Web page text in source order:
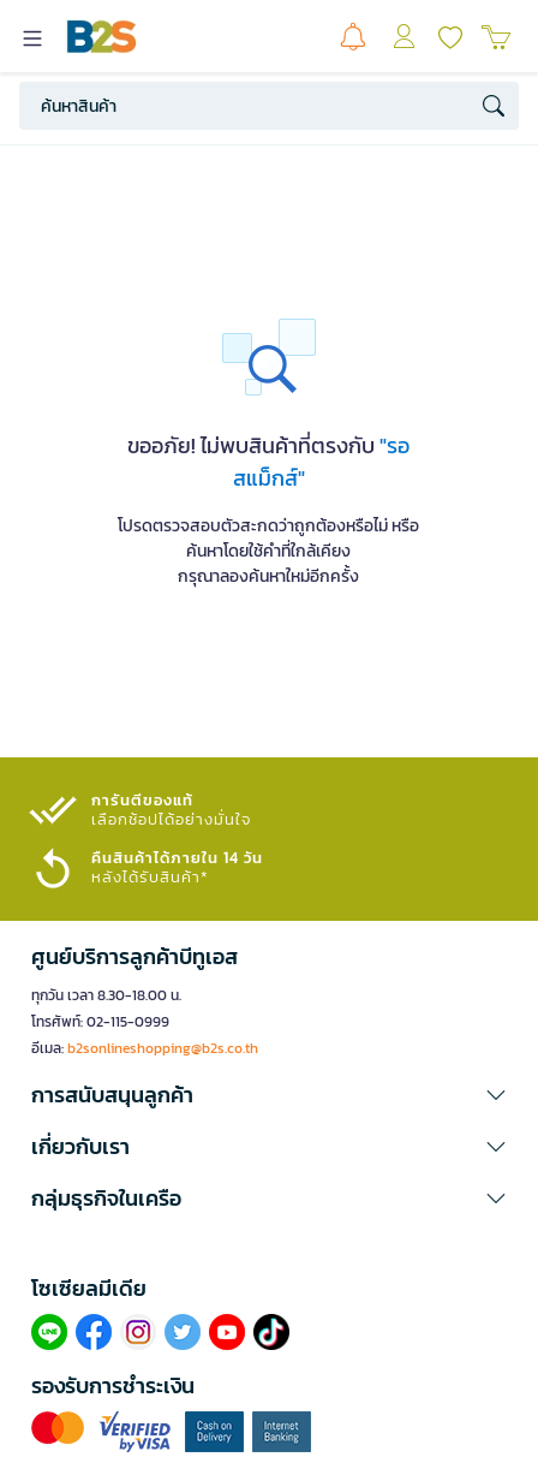
ขออภัย! ไม่พบสินค้าที่ตรงกับ"รอ
สแม็กส์"
โปรดตรวจสอบตัวสะกดว่าถูกต้องหรือไม่ หรือ
ค้นหาโดยใช้คำที่ใกล้เคียง
กรุณาลองค้นหาใหม่อีกครั้ง
การันตีของแท้
เลือกช้อปได้อย่างมั่นใจ​
คืนสินค้าได้ภายใน 14 วัน
หลังได้รับสินค้า*
ศูนย์บริการลูกค้าบีทูเอส
ทุกวัน เวลา 8.30-18.00 น.
โทรศัพท์: 02-115-0999
อีเมล:b2sonlineshopping@b2s.co.th
การสนับสนุนลูกค้า
เกี่ยวกับเรา
กลุ่มธุรกิจในเครือ
โซเซียลมีเดีย​
รองรับการชำระเงิน